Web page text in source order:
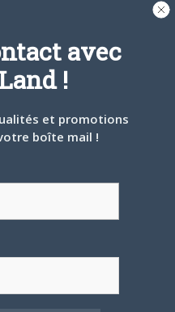
le producteur
évoluer l’animation…
avec
!
et promotions
boîte mail !